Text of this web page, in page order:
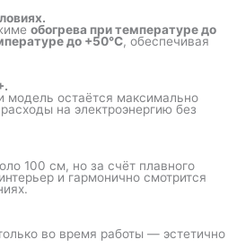
обогрева при температуре до
до +50°C, обеспечивая
остаётся максимально
на электроэнергию без
100 см, но за счёт плавного
и гармонично смотрится
во время работы — эстетично